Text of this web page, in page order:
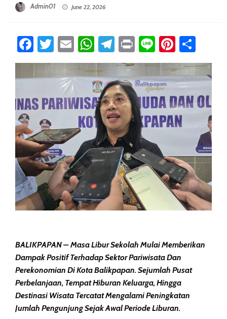
Admin01 June 22, 2026
Facebook
Twitter
EmailWhatsApp
Telegram
PrintLine
BALIKPAPAN – Masa Libur Sekolah Mulai Memberikan
Dampak Positif Terhadap Sektor Pariwisata Dan
Perekonomian Di Kota Balikpapan. Sejumlah Pusat
Perbelanjaan, Tempat Hiburan Keluarga, Hingga
Destinasi Wisata Tercatat Mengalami Peningkatan
Jumlah Pengunjung Sejak Awal Periode Liburan.